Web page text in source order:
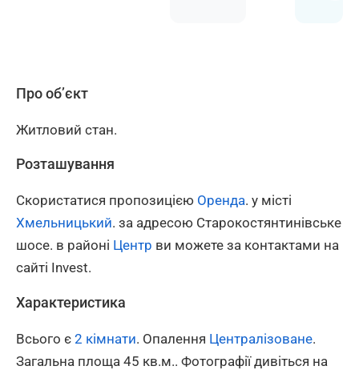
Про об’єкт
Житловий стан.
Розташування
Скористатися пропозицією Оренда. у місті
Хмельницький. за адресою Старокостянтинівське
шосе. в районі Центр ви можете за контактами на
сайті Invest.
Характеристика
Всього є 2 кімнати. Опалення Централізоване.
Загальна площа 45 кв.м.. Фотографії дивіться на